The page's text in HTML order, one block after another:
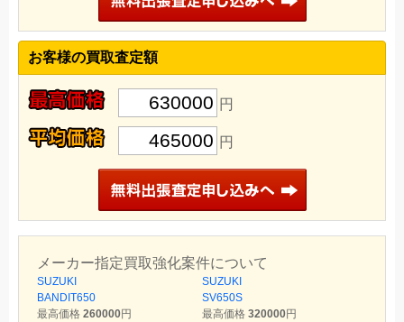
お客様の買取査定額
630000 円
465000 円
メーカー指定買取強化案件について
SUZUKI
BANDIT650
最高価格 260000円
SUZUKI
SV650S
最高価格 320000円